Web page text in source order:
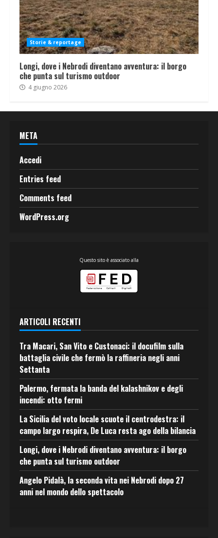
Storie & reportage
Longi, dove i Nebrodi diventano avventura: il borgo
che punta sul turismo outdoor
4 giugno 2026
META
Accedi
Entries feed
Comments feed
WordPress.org
Questo sito è associato alla
ARTICOLI RECENTI
Tra Macari, San Vito e Custonaci: il docufilm sulla
battaglia civile che fermò la raffineria negli anni
Settanta
Palermo, fermata la banda del kalashnikov e degli
incendi: otto fermi
La Sicilia del voto locale scuote il centrodestra: il
campo largo respira, De Luca resta ago della bilancia
Longi, dove i Nebrodi diventano avventura: il borgo
che punta sul turismo outdoor
Angelo Pidalà, la seconda vita nei Nebrodi dopo 27
anni nel mondo dello spettacolo